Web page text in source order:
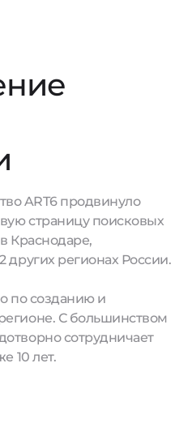
ART6 продвинуло
страницу поисковых
Краснодаре,
других регионах России.
по созданию и
С большинством
сотрудничает
10 лет.